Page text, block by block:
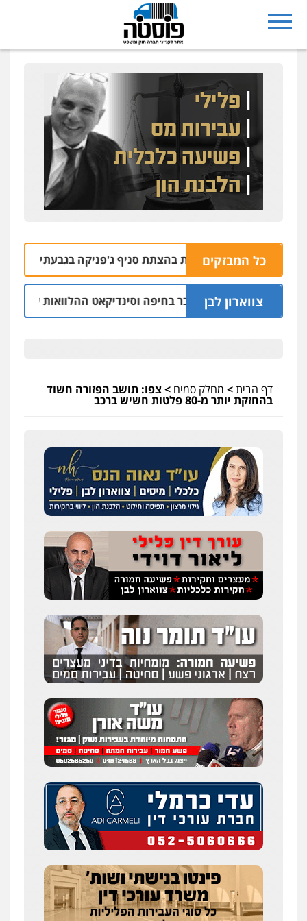
כל המבזקים
בחשד למעורבות בהצתת סניף ג'פניקה בגבעתיים 06.08 | 22:58
צווארון לבן
יו"ר ש"ס לשעבר בחיפה וסינדיקאט ההלוואות של משפחת
דף הבית> מחלק סמים >צפו: תושב הפזורה חשוד
בהחזקת יותר מ-80 פלטות חשיש ברכב